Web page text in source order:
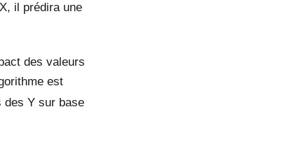
il prédira une
des valeurs
est
des Y sur base